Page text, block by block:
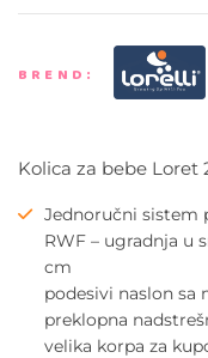
BREND:
Kolica za bebe Loret
Jednoručni sistem
RWF – ugradnja u
cm
podesivi naslon sa
preklopna
velika korpa za